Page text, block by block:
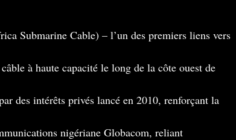
Submarine Cable) – l’un des premiers liens vers
à haute capacité le long de la côte ouest de
des intérêts privés lancé en 2010, renforçant la
nigériane Globacom, reliant